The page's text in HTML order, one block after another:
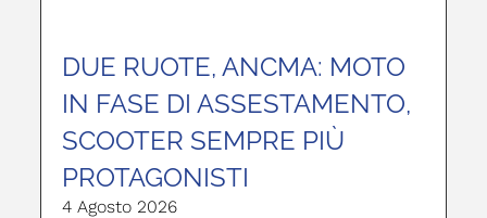
DUE RUOTE, ANCMA: MOTO
IN FASE DI ASSESTAMENTO,
SCOOTER SEMPRE PIÙ
PROTAGONISTI
4 Agosto 2026